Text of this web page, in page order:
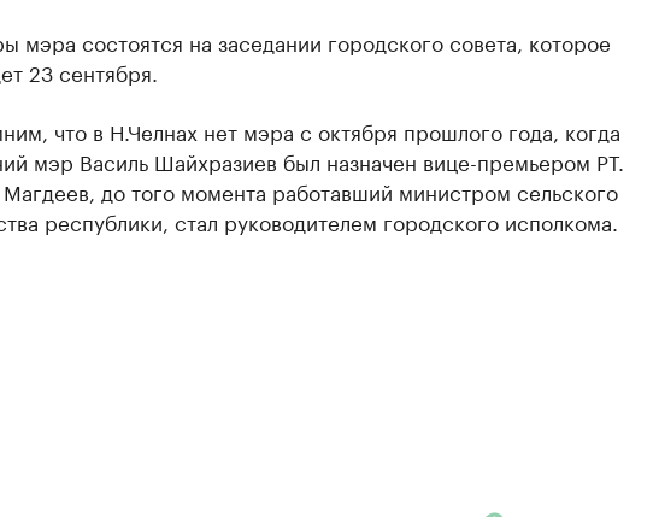
мэра состоятся на заседании городского совета, которое
23 сентября.
что в Н.Челнах нет мэра с октября прошлого года, когда
мэр Василь Шайхразиев был назначен вице-премьером РТ.
до того момента работавший министром сельского
республики, стал руководителем городского исполкома.